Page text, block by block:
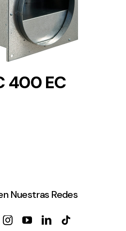
DETAILS
400 EC
Nuestras Redes